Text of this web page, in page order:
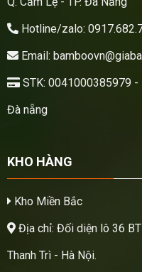
Hotline/zalo:
Email:
STK: 0041000385979 -
Đà nẵng
KHO HÀNG
Kho Miền Bắc
Địa chỉ: Đối diện lô 36
Thanh Trì - Hà Nội.